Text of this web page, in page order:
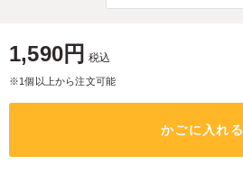
1,590円 税込
※1個以上から注文可能
かごに入れる